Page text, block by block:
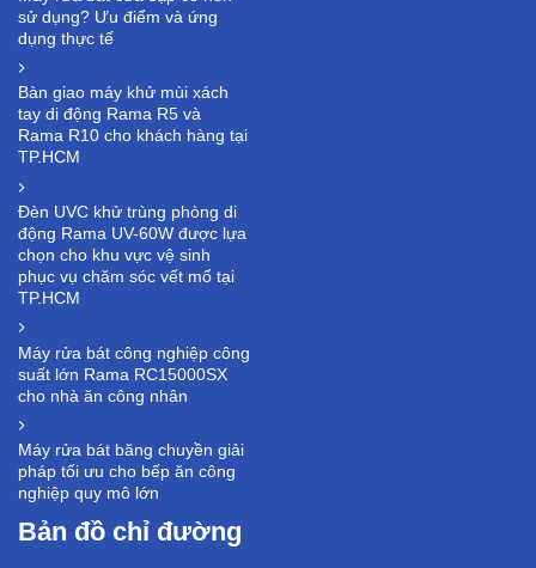
sử dụng? Ưu điểm và ứng
dụng thực tế
Bàn giao máy khử mùi xách
tay di động Rama R5 và
Rama R10 cho khách hàng tại
TP.HCM
Đèn UVC khử trùng phòng di
động Rama UV-60W được lựa
chọn cho khu vực vệ sinh
phục vụ chăm sóc vết mổ tại
TP.HCM
Máy rửa bát công nghiệp công
suất lớn Rama RC15000SX
cho nhà ăn công nhân
Máy rửa bát băng chuyền giải
pháp tối ưu cho bếp ăn công
nghiệp quy mô lớn
Bản đồ chỉ đường